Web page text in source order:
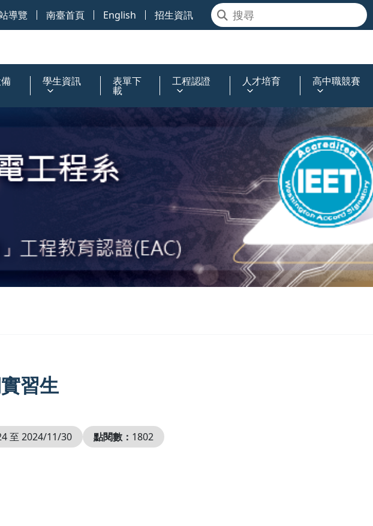
導覽 南臺首頁 English 招生資訊
學生資訊 表單下
載
工程認證 人才培育 高中職競賽
習生
至 2024/11/30 點閱數： 1802